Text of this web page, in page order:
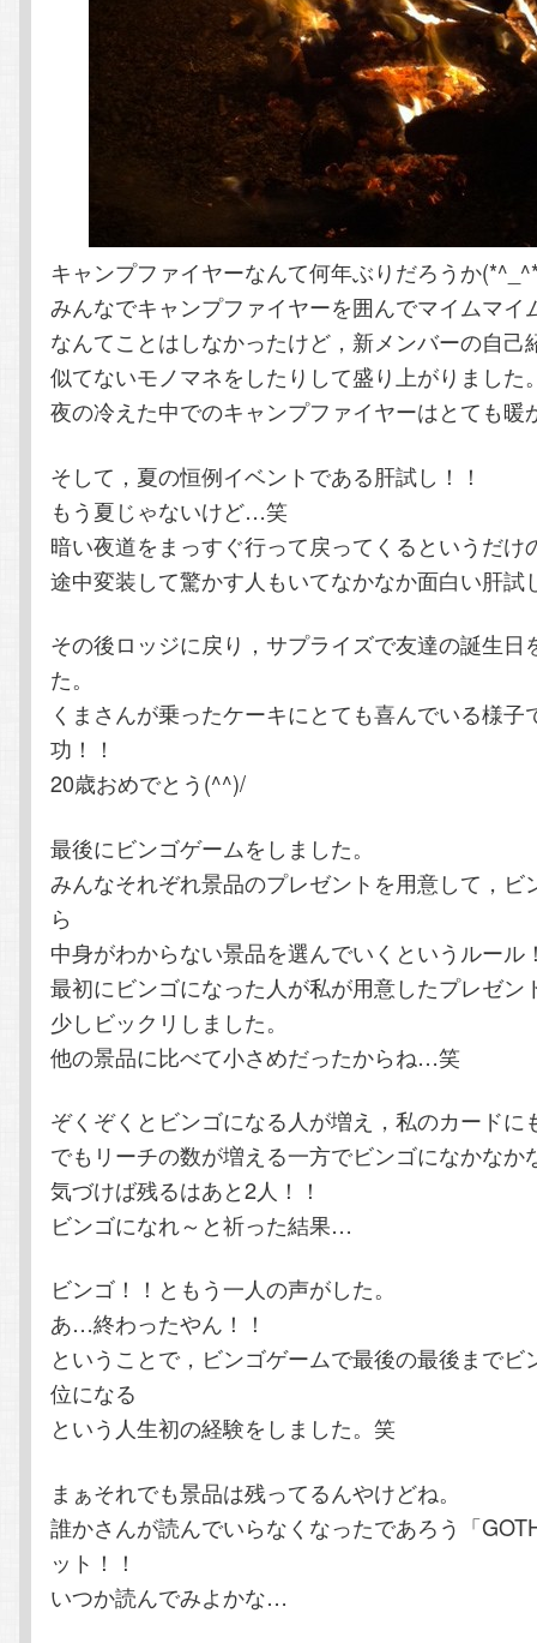
キャンプファイヤーなんて何年ぶりだろうか
みんなでキャンプファイヤーを囲んでマイムマ
なんてことはしなかったけど，新メンバーの自己
似てないモノマネをしたりして盛り上がりました
夜の冷えた中でのキャンプファイヤーはとても暖
そして，夏の恒例イベントである肝試し！！
もう夏じゃないけど…笑
暗い夜道をまっすぐ行って戻ってくるというだけ
途中変装して驚かす人もいてなかなか面白い肝試
その後ロッジに戻り，サプライズで友達の誕生日
た。
くまさんが乗ったケーキにとても喜んでいる様子
功！！
20歳おめでとう(^^)/
最後にビンゴゲームをしました。
みんなそれぞれ景品のプレゼントを用意して，ビ
ら
中身がわからない景品を選んでいくというルール
最初にビンゴになった人が私が用意したプレゼン
少しビックリしました。
他の景品に比べて小さめだったからね…笑
ぞくぞくとビンゴになる人が増え，私のカードに
でもリーチの数が増える一方でビンゴになかなか
気づけば残るはあと2人！！
ビンゴになれ～と祈った結果…
ビンゴ！！ともう一人の声がした。
あ…終わったやん！！
ということで，ビンゴゲームで最後の最後までビ
位になる
という人生初の経験をしました。笑
まぁそれでも景品は残ってるんやけどね。
誰かさんが読んでいらなくなったであろう「
ット！！
いつか読んでみよかな…